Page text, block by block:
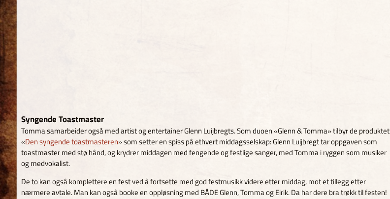
Syngende Toastmaster
Tomma samarbeider også med artist og entertainer Glenn Luijbregts. Som duoen «Glenn & Tomma» tilbyr de produktet
«Den syngende toastmasteren» som setter en spiss på ethvert middagsselskap: Glenn Luijbregt tar oppgaven som
toastmaster med stø hånd, og krydrer middagen med fengende og festlige sanger, med Tomma i ryggen som musiker
og medvokalist.
De to kan også komplettere en fest ved å fortsette med god festmusikk videre etter middag, mot et tillegg etter
nærmere avtale. Man kan også booke en oppløsning med BÅDE Glenn, Tomma og Eirik. Da har dere bra trøkk til festen!